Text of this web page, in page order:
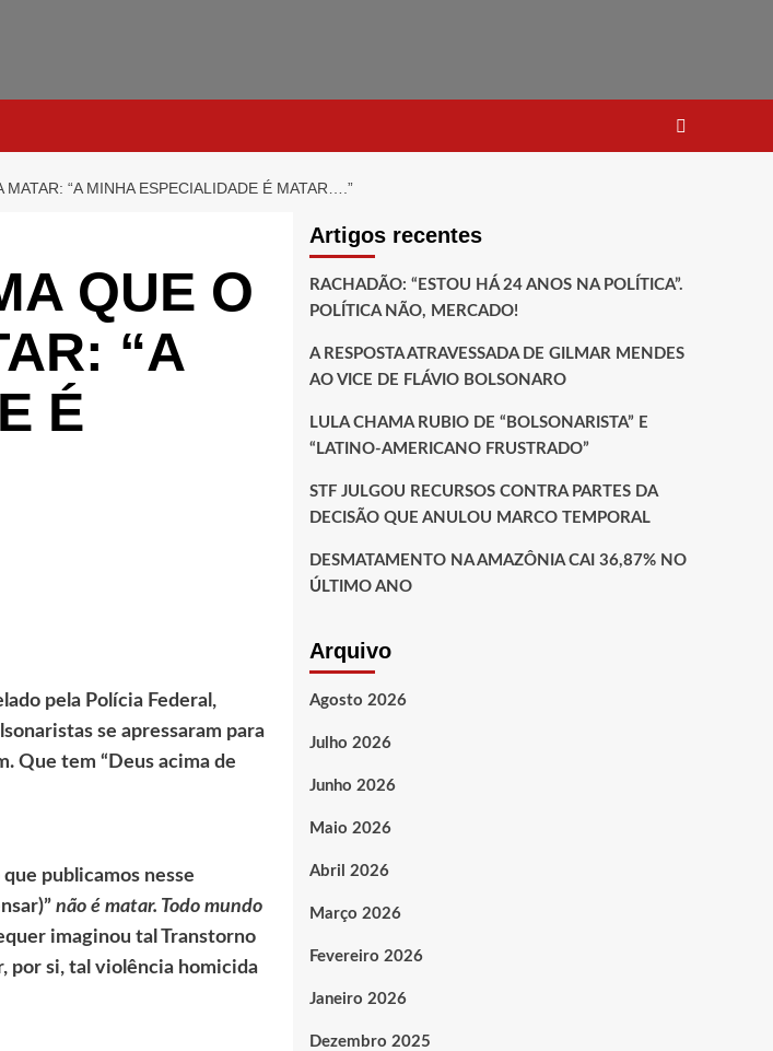
“A MINHA ESPECIALIDADE É MATAR….”
QUE O
“A
É
pela Polícia Federal,
se apressaram para
Que tem “Deus acima de
publicamos nesse
não é matar. Todo mundo
imaginou tal Transtorno
por si, tal violência homicida
Artigos recentes
RACHADÃO: “ESTOU HÁ 24 ANOS NA POLÍTICA”.
POLÍTICA NÃO, MERCADO!
A RESPOSTA ATRAVESSADA DE GILMAR MENDES
AO VICE DE FLÁVIO BOLSONARO
LULA CHAMA RUBIO DE “BOLSONARISTA” E
“LATINO-AMERICANO FRUSTRADO”
STF JULGOU RECURSOS CONTRA PARTES DA
DECISÃO QUE ANULOU MARCO TEMPORAL
DESMATAMENTO NA AMAZÔNIA CAI 36,87% NO
ÚLTIMO ANO
Arquivo
Agosto 2026
Julho 2026
Junho 2026
Maio 2026
Abril 2026
Março 2026
Fevereiro 2026
Janeiro 2026
Dezembro 2025